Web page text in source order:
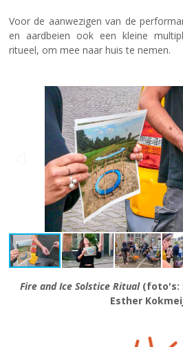
Voor de aanwezigen van de
en aardbeien ook een kleine
ritueel, om mee naar huis te nemen.
Fire and Ice Solstice Ritual (foto's:
Esther